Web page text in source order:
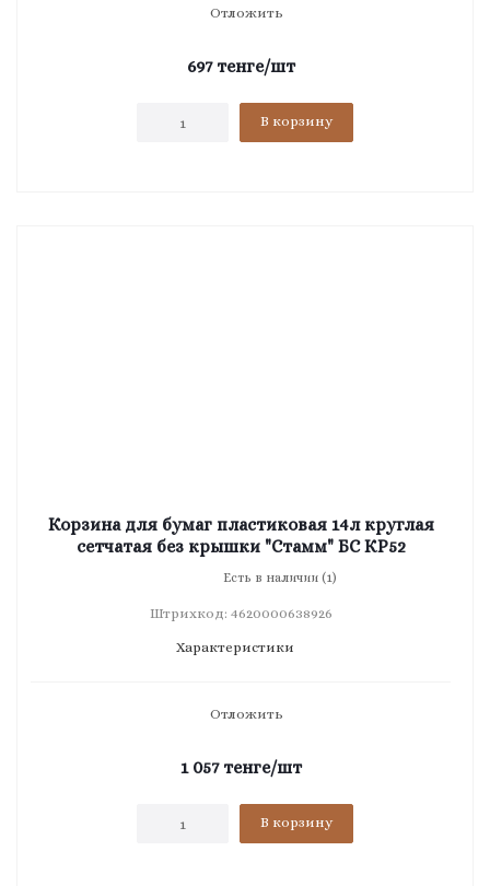
Отложить
697тенге/шт
В корзину
Корзина для бумаг пластиковая 14л круглая
сетчатая без крышки "Стамм" БС КP52
Есть в наличии (1)
Штрихкод: 4620000638926
Характеристики
Отложить
1 057тенге/шт
В корзину